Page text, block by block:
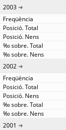
2003
2002
2001